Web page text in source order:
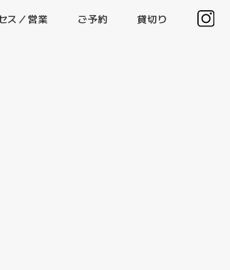
ス／営業 ご予約 貸切り